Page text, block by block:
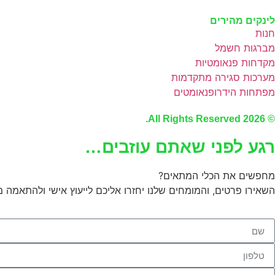
לינקים מהירים
חנות
מברגות חשמל
מקדחות פנאומטיות
מערכות סגירה מתקדמות
מפתחות הידרופנאומטים
© 2026 All Rights Reserved.
רגע לפני שאתם עוזבים…
מחפשים את הכלי המתאים?
השאירו פרטים, והמומחים שלנו יחזרו אליכם לייעוץ אישי ולהתאמה